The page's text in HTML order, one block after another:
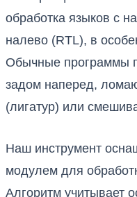
обработка языков с
налево (RTL), в
Обычные программы
задом наперед,
(лигатур) или
Наш инструмент
модулем для
Алгоритм учитывает